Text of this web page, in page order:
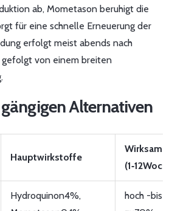
ab, Mometason beruhigt die
für eine schnelle Erneuerung der
erfolgt meist abends nach
gefolgt von einem breiten
Alternativen
Hauptwirkstoffe
Hydroquinon4%,
hoch -bis